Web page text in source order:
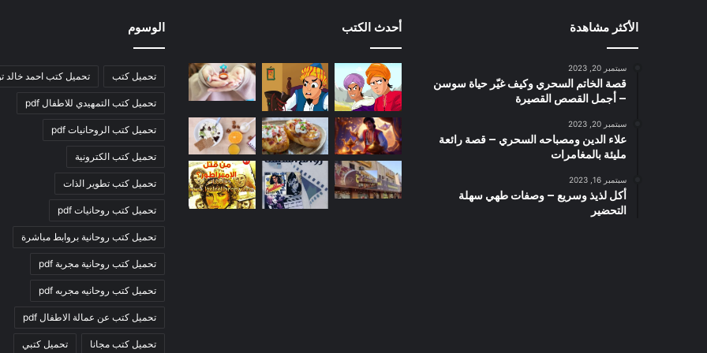
الأكثر مشاهدة
سبتمبر 20, 2023
قصة الخاتم السحري وكيف غيّر حياة سوسن
– أجمل القصص القصيرة
سبتمبر 20, 2023
علاء الدين ومصباحه السحري – قصة رائعة
مليئة بالمغامرات
سبتمبر 16, 2023
أكل لذيذ وسريع – وصفات طهي سهلة
التحضير
أحدث الكتب الوسوم
تحميل كتب تحميل كتب احمد خالد
تحميل كتب التمهيدي للاطفال pdf
تحميل كتب الروحانيات pdf
تحميل كتب الكترونية
تحميل كتب تطوير الذات
تحميل كتب روحانيات pdf
تحميل كتب روحانية بروابط مباشرة
تحميل كتب روحانية مجربة pdf
تحميل كتب روحانيه مجربه pdf
تحميل كتب عن عمالة الاطفال pdf
تحميل كتب مجانا تحميل كتبي